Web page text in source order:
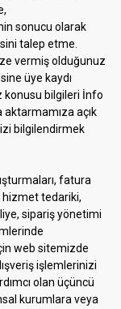
sonucu olarak
talep etme.
vermiş olduğunuz
üye kaydı
konusu bilgileri İnfo
açık
bilgilendirmek
fatura
hizmet tedariki,
sipariş yönetimi
web sitemizde
işlemlerinizi
olan üçüncü
kurumlara veya